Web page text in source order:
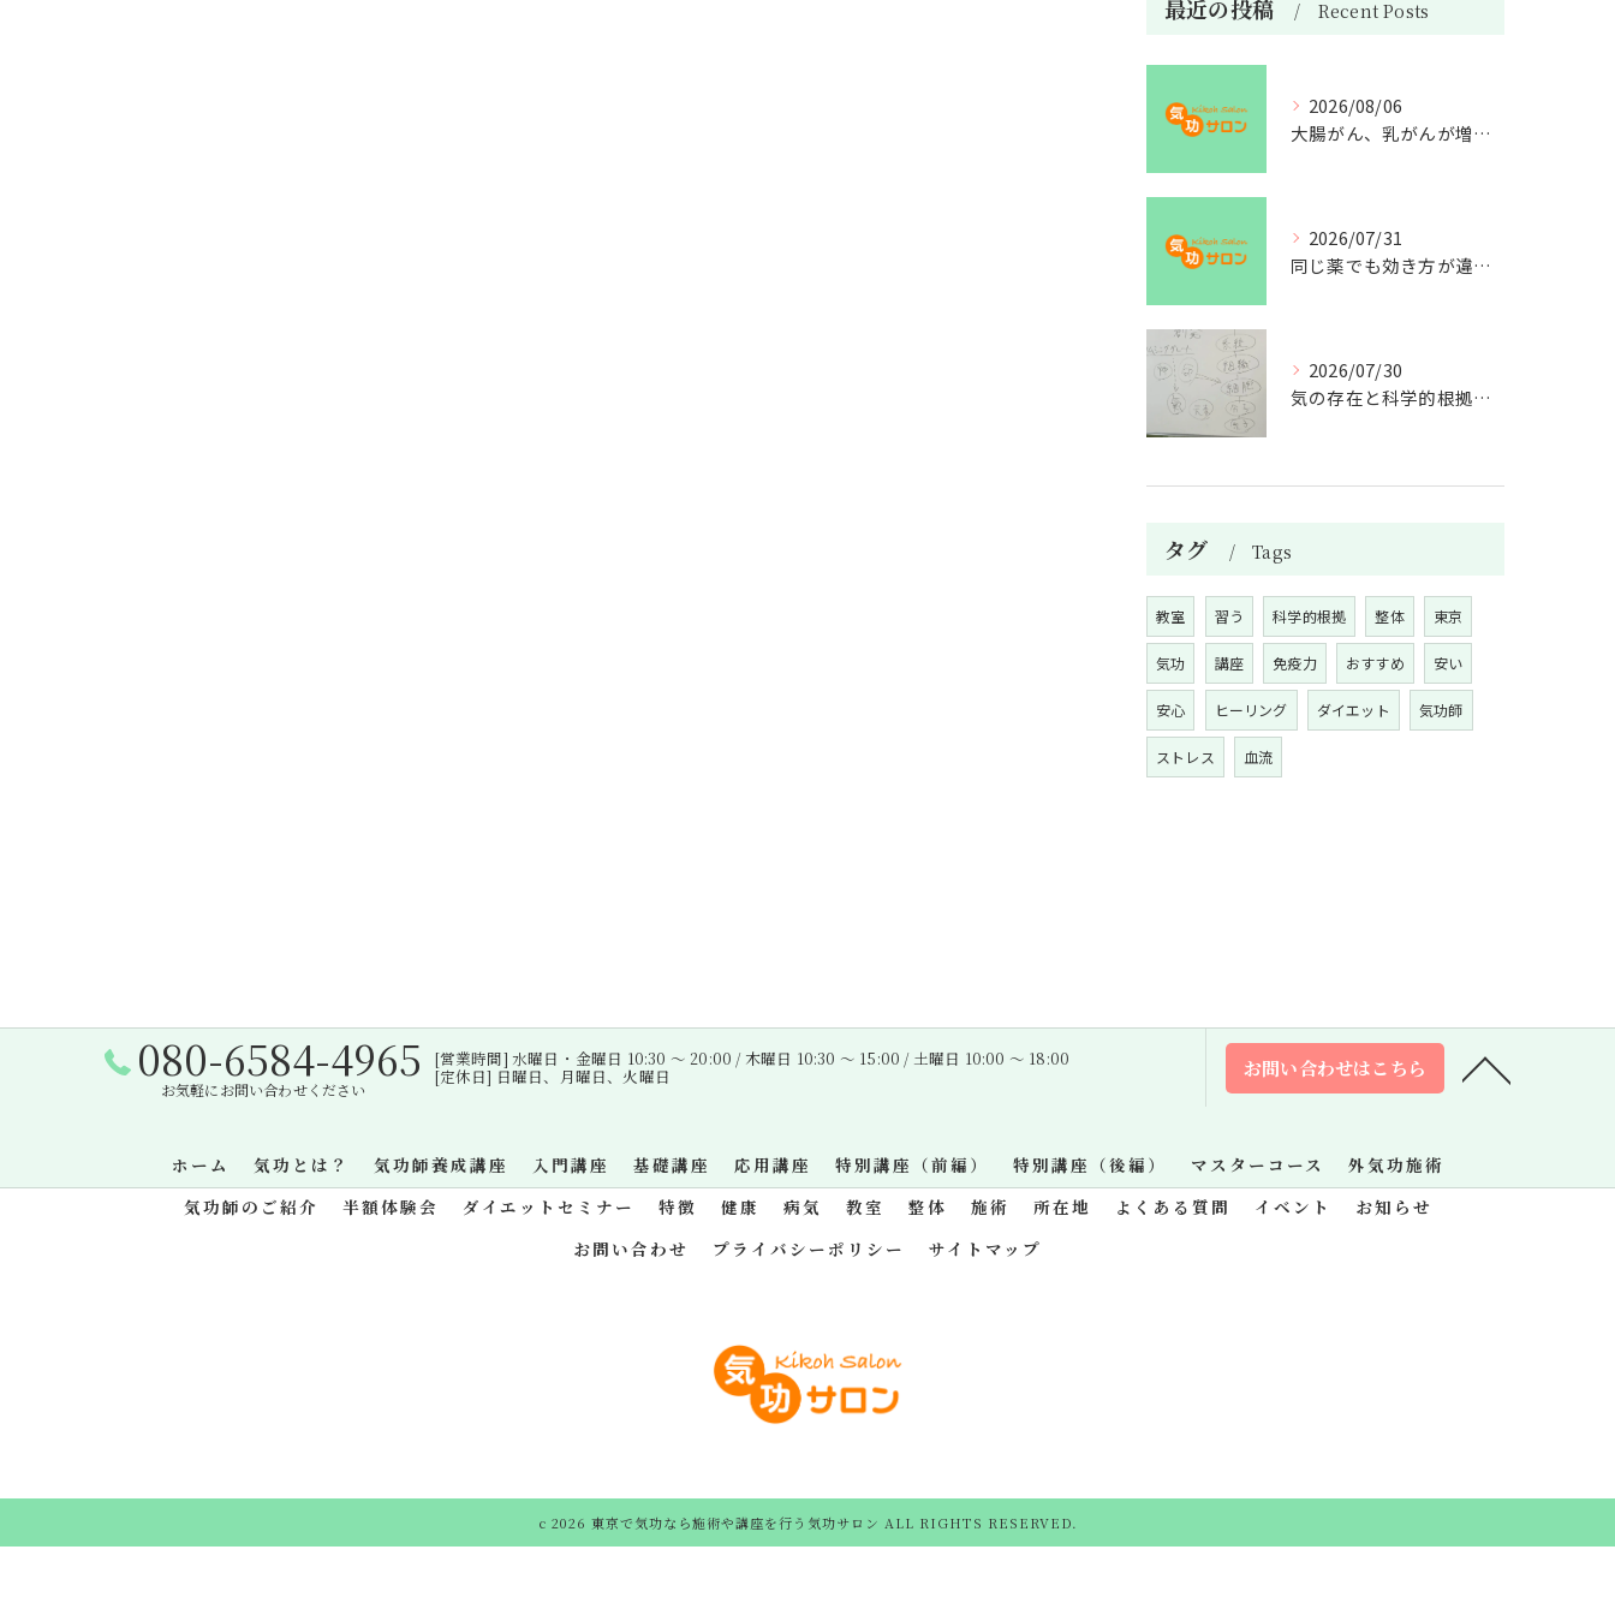
最近の投稿 Recent Posts
2026/08/06
大腸がん、乳がんが増えた理由
2026/07/31
同じ薬でも効き方が違う？
2026/07/30
気の存在と科学的根拠の授業
タグ Tags
教室 習う 科学的根拠 整体 東京
気功 講座 免疫力 おすすめ 安い
安心 ヒーリング ダイエット 気功師
ストレス 血流
080-6584-4965
お気軽にお問い合わせください
[営業時間] 水曜日・金曜日 10:30 〜 20:00 / 木曜日 10:30 〜 15:00 / 土曜日 10:00 〜 18:00
[定休日] 日曜日、月曜日、火曜日
お問い合わせはこちら
ホーム 気功とは？ 気功師養成講座 入門講座 基礎講座 応用講座 特別講座（前編） 特別講座（後編） マスターコース
外気功施術
気功師のご紹介
半額体験会 ダイエットセミナー 特徴 健康 病気 教室 整体 施術 所在地 よくある質問 イベント
お知らせ
お問い合わせ
プライバシーポリシー サイトマップ
c 2026 東京で気功なら施術や講座を行う気功サロン ALL RIGHTS RESERVED.